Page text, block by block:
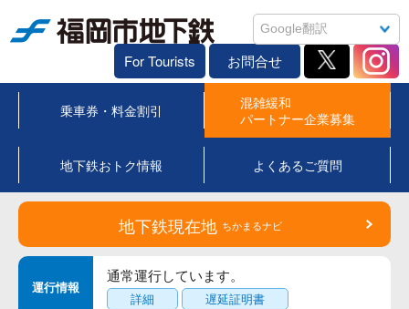
For Tourists お問合せ
乗車券・料金割引
混雑緩和
パートナー企業募集
地下鉄おトク情報 よくあるご質問
地下鉄現在地 ちかまるナビ
運行情報
通常運行しています。
詳細 遅延証明書